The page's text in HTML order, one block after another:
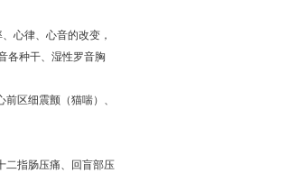
心律、心音的改变，
各种干、湿性罗音胸
区细震颤（猫喘）、
二指肠压痛、回盲部压